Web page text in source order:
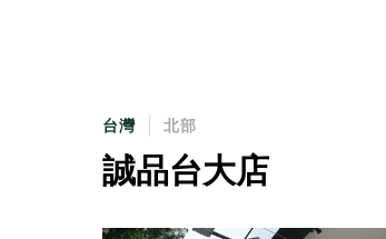
台灣 北部
誠品台大店